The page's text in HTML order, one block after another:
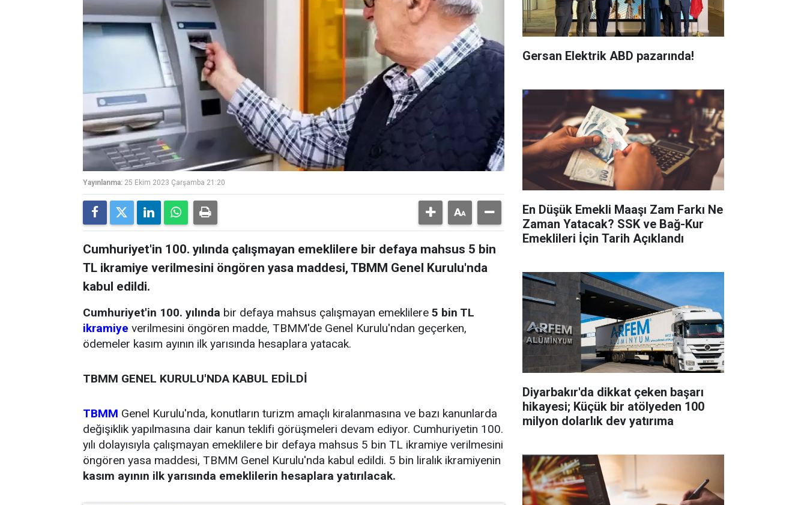
Yayınlanma: 25 Ekim 2023 Çarşamba 21:20
Cumhuriyet'in 100. yılında çalışmayan emeklilere bir defaya mahsus 5 bin
TL ikramiye verilmesini öngören yasa maddesi, TBMM Genel Kurulu'nda
kabul edildi.
Cumhuriyet'in 100. yılında bir defaya mahsus çalışmayan emeklilere 5 bin TL
ikramiye verilmesini öngören madde, TBMM'de Genel Kurulu'ndan geçerken,
ödemeler kasım ayının ilk yarısında hesaplara yatacak.
TBMM GENEL KURULU'NDA KABUL EDİLDİ
TBMM Genel Kurulu'nda, konutların turizm amaçlı kiralanmasına ve bazı kanunlarda
değişiklik yapılmasına dair kanun teklifi görüşmeleri devam ediyor. Cumhuriyetin 100.
yılı dolayısıyla çalışmayan emeklilere bir defaya mahsus 5 bin TL ikramiye verilmesini
öngören yasa maddesi, TBMM Genel Kurulu'nda kabul edildi. 5 bin liralık ikramiyenin
kasım ayının ilk yarısında emeklilerin hesaplara yatırılacak.
Gersan Elektrik ABD pazarında!
En Düşük Emekli Maaşı Zam Farkı Ne
Zaman Yatacak? SSK ve Bağ-Kur
Emeklileri İçin Tarih Açıklandı
Diyarbakır'da dikkat çeken başarı
hikayesi; Küçük bir atölyeden 100
milyon dolarlık dev yatırıma